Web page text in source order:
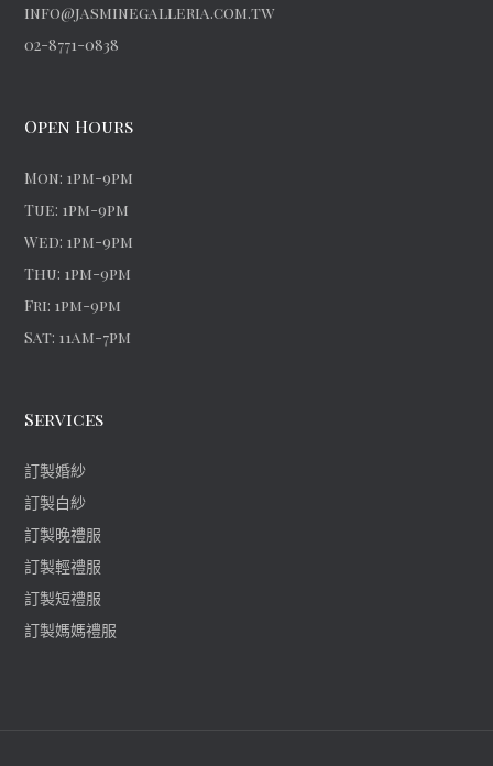
info@jasminegalleria.com.tw
02-8771-0838
Open Hours
Mon: 1pm-9pm
Tue: 1pm-9pm
Wed: 1pm-9pm
Thu: 1pm-9pm
Fri: 1pm-9pm
Sat: 11am-7pm
Services
訂製婚紗
訂製白紗
訂製晚禮服
訂製輕禮服
訂製短禮服
訂製媽媽禮服